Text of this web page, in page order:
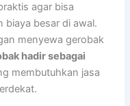
agar bisa
biaya besar di awal.
menyewa gerobak
hadir sebagai
membutuhkan jasa